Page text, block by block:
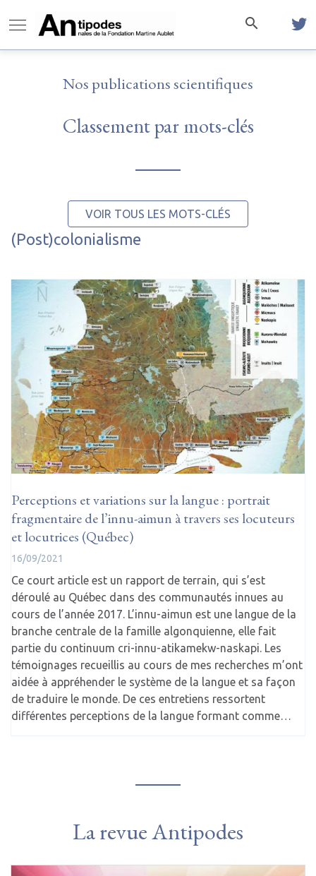
Nos publications scientifiques
Classement par mots-clés
VOIR TOUS LES MOTS-CLÉS
(Post)colonialisme
Perceptions et variations sur la langue : portrait
fragmentaire de l’innu-aimun à travers ses locuteurs
et locutrices (Québec)
16/09/2021
Ce court article est un rapport de terrain, qui s’est
déroulé au Québec dans des communautés innues au
cours de l’année 2017. L’innu-aimun est une langue de la
branche centrale de la famille algonquienne, elle fait
partie du continuum cri-innu-atikamekw-naskapi. Les
témoignages recueillis au cours de mes recherches m’ont
aidée à appréhender le système de la langue et sa façon
de traduire le monde. De ces entretiens ressortent
différentes perceptions de la langue formant comme…
La revue Antipodes